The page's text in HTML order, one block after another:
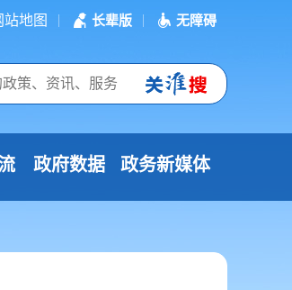
站地图 长辈版 无障碍
政府数据 政务新媒体